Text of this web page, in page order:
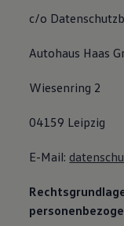
c/o
Autohaus Haas
Wiesenring 2
04159 Leipzig
E-Mail: